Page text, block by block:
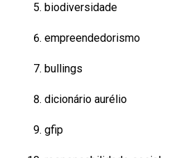
biodiversidade
empreendedorismo
bullings
dicionário aurélio
gfip